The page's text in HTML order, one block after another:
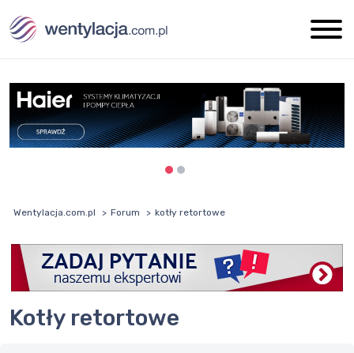
Wentylacja.com.pl Forum kotły retortowe
kotły retortowe